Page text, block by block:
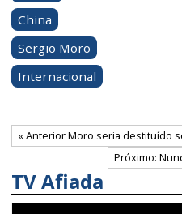
China
Sergio Moro
Internacional
« Anterior Moro seria destituído
Próximo:
TV Afiada